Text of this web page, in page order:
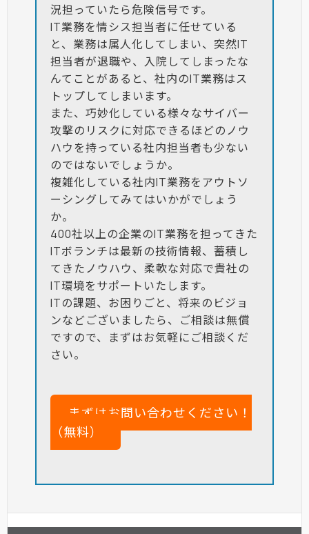
況担っていたら危険信号です。
IT業務を情シス担当者に任せている
と、業務は属人化してしまい、突然IT
担当者が退職や、入院してしまったな
んてことがあると、社内のIT業務はス
トップしてしまいます。
また、巧妙化している様々なサイバー
攻撃のリスクに対応できるほどのノウ
ハウを持っている社内担当者も少ない
のではないでしょうか。
複雑化している社内IT業務をアウトソ
ーシングしてみてはいかがでしょう
か。
400社以上の企業のIT業務を担ってきた
ITボランチは最新の技術情報、蓄積し
てきたノウハウ、柔軟な対応で貴社の
IT環境をサポートいたします。
ITの課題、お困りごと、将来のビジョ
ンなどございましたら、ご相談は無償
ですので、まずはお気軽にご相談くだ
さい。
まずはお問い合わせください！
（無料）